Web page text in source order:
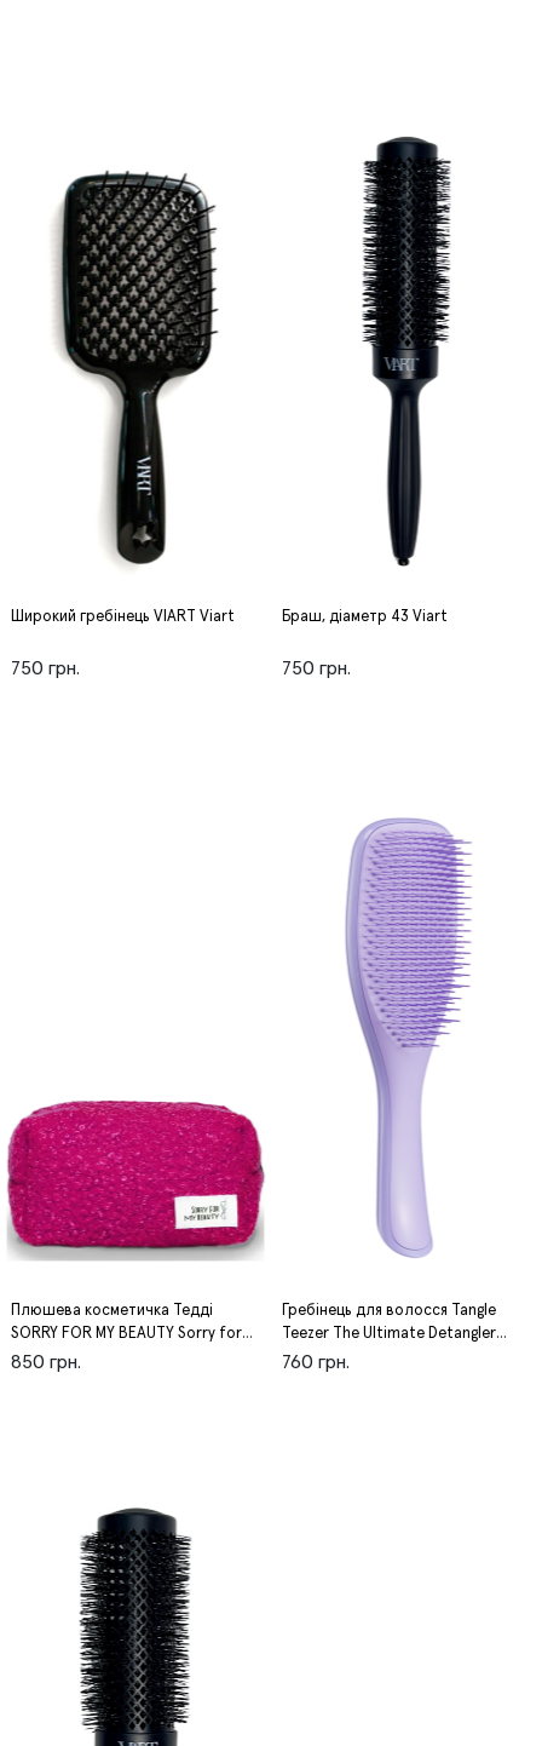
Широкий гребінець VIART Viart
750 грн.
Браш, діаметр 43 Viart
750 грн.
Плюшева косметичка Тедді
SORRY FOR MY BEAUTY Sorry for
my hair
850 грн.
Гребінець для волосся Tangle
Teezer The Ultimate Detangler
Naturally Curly Tangle Teezer
760 грн.